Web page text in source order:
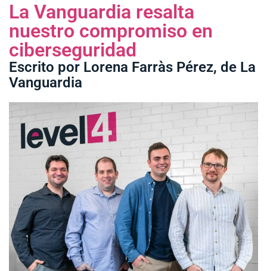
La Vanguardia resalta
nuestro compromiso en
ciberseguridad
Escrito por Lorena Farràs Pérez, de La
Vanguardia